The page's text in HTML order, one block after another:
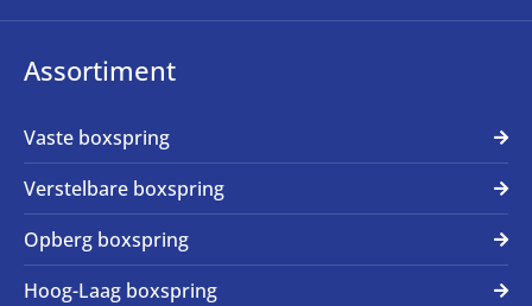
Assortiment
Vaste boxspring
Verstelbare boxspring
Opberg boxspring
Hoog-Laag boxspring